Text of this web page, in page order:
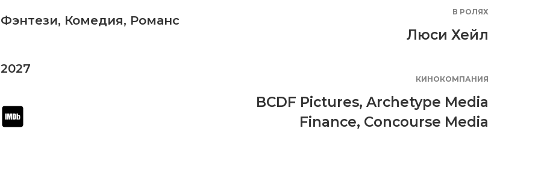
Фэнтези, Комедия, Романс
2027
В РОЛЯХ
Люси Хейл
КИНОКОМПАНИЯ
BCDF Pictures, Archetype Media
Finance, Concourse Media